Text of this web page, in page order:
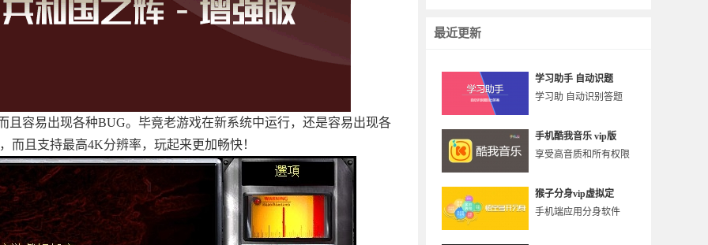
最近更新
学习助手 自动识题
学习助 自动识别答题
手机酷我音乐 vip版
享受高音质和所有权限
猴子分身vip虚拟定
手机端应用分身软件
且容易出现各种BUG。毕竟老游戏在新系统中运行，还是容易出现各
而且支持最高4K分辨率，玩起来更加畅快！